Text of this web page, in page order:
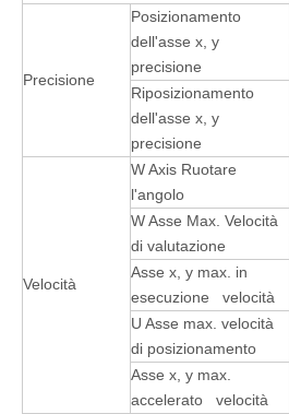
Precisione
Posizionamento
dell'asse x, y
precisione
Riposizionamento
dell'asse x, y
precisione
Velocità
W Axis Ruotare
l'angolo
W Asse Max. Velocità
di valutazione
Asse x, y max. in
esecuzione velocità
U Asse max. velocità
di posizionamento
Asse x, y max.
accelerato velocità